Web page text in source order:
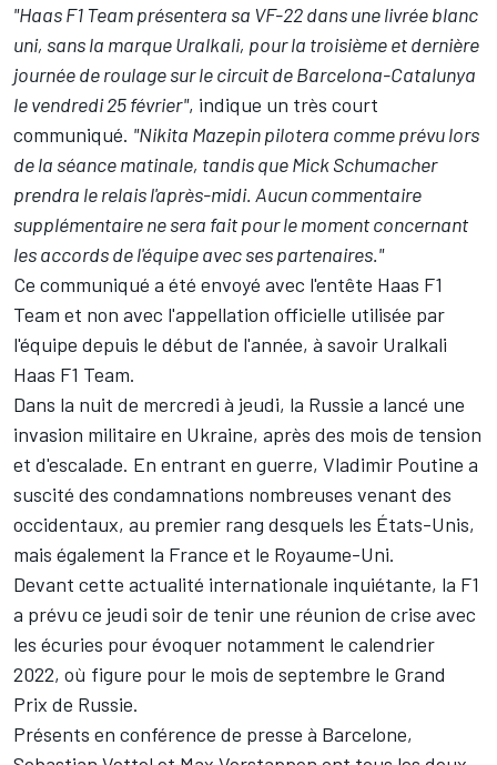
"Haas F1 Teamprésentera sa VF-22 dans une livrée blanc
uni, sans la marque Uralkali, pour la troisième et dernière
journée de roulage sur le circuit de Barcelona-Catalunya
le vendredi 25 février", indique un très court
communiqué. "Nikita Mazepin pilotera comme prévu lors
de la séance matinale, tandis queMick Schumacher
prendra le relais l'après-midi. Aucun commentaire
supplémentaire ne sera fait pour le moment concernant
les accords de l'équipe avec ses partenaires."
Ce communiqué a été envoyé avec l'entête Haas F1
Team et non avec l'appellation officielle utilisée par
l'équipe depuis le début de l'année, à savoir Uralkali
Haas F1 Team.
Dans la nuit de mercredi à jeudi, la Russie a lancé une
invasion militaire en Ukraine, après des mois de tension
et d'escalade. En entrant en guerre, Vladimir Poutine a
suscité des condamnations nombreuses venant des
occidentaux, au premier rang desquels les États-Unis,
mais également la France et le Royaume-Uni.
Devant cette actualité internationale inquiétante, la F1
a prévu ce jeudi soir de tenir une réunion de crise avec
les écuries pour évoquer notamment le calendrier
2022, où figure pour le mois de septembre le Grand
Prix de Russie.
Présents en conférence de presse à Barcelone,